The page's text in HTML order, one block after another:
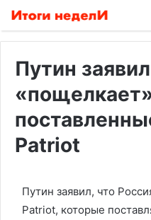
Путин
Patriot
Путин заявил, что
Patriot, которые